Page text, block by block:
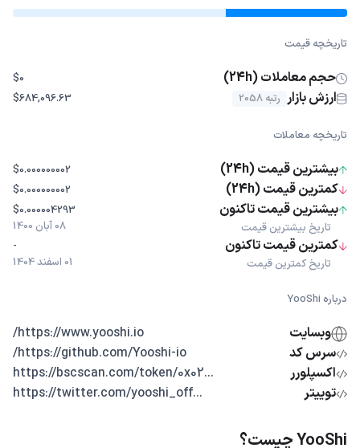
تاریخچه قیمت
حجم معاملات (24h) $0
ارزش بازار رتبه 2058 $684,096.63
تاریخچه معاملات
بیشترین قیمت (24h) $0.000000002
کمترین قیمت (24h) $0.000000002
بیشترین قیمت تاکنون
تاریخ بیشترین قیمت
$0.000004293
08 آبان 1400
کمترین قیمت تاکنون
تاریخ کمترین قیمت
-
01 اسفند 1404
درباره YooShi
وبسایت
https://www.yooshi.io/
سرس کد
https://github.com/Yooshi-io/
اکسپلورر
...https://bscscan.com/token/0x02
توییتر
...https://twitter.com/yooshi_off
YooShi چیست؟